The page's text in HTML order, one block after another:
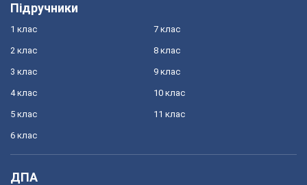
Підручники
1 клас
2 клас
3 клас
4 клас
5 клас
6 клас
7 клас
8 клас
9 клас
10 клас
11 клас
ДПА